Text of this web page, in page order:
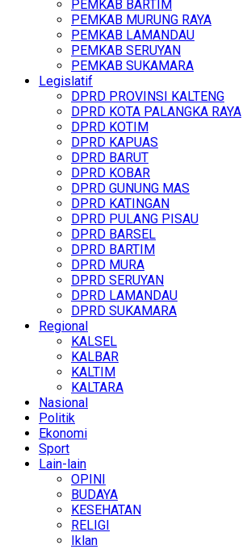
PEMKAB BARTIM
PEMKAB MURUNG RAYA
PEMKAB LAMANDAU
PEMKAB SERUYAN
PEMKAB SUKAMARA
Legislatif
DPRD PROVINSI KALTENG
DPRD KOTA PALANGKA RAYA
DPRD KOTIM
DPRD KAPUAS
DPRD BARUT
DPRD KOBAR
DPRD GUNUNG MAS
DPRD KATINGAN
DPRD PULANG PISAU
DPRD BARSEL
DPRD BARTIM
DPRD MURA
DPRD SERUYAN
DPRD LAMANDAU
DPRD SUKAMARA
Regional
KALSEL
KALBAR
KALTIM
KALTARA
Nasional
Politik
Ekonomi
Sport
Lain-lain
OPINI
BUDAYA
KESEHATAN
RELIGI
Iklan